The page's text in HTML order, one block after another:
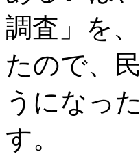
調査」を
たので、
うになっ
す。